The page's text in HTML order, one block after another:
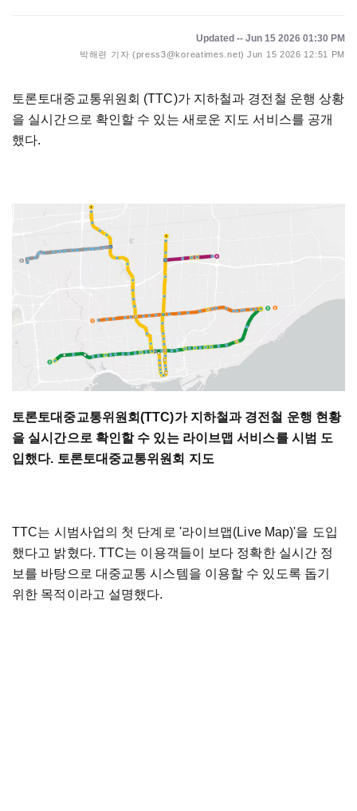
Updated -- Jun 15 2026 01:30 PM
박해련 기자 (press3@koreatimes.net) Jun 15 2026 12:51 PM
토론토대중교통위원회 (TTC)가 지하철과 경전철 운행 상황
을 실시간으로 확인할 수 있는 새로운 지도 서비스를 공개
했다.
토론토대중교통위원회(TTC)가 지하철과 경전철 운행 현황
을 실시간으로 확인할 수 있는 라이브맵 서비스를 시범 도
입했다. 토론토대중교통위원회 지도
TTC는 시범사업의 첫 단계로 '라이브맵(Live Map)'을 도입
했다고 밝혔다. TTC는 이용객들이 보다 정확한 실시간 정
보를 바탕으로 대중교통 시스템을 이용할 수 있도록 돕기
위한 목적이라고 설명했다.